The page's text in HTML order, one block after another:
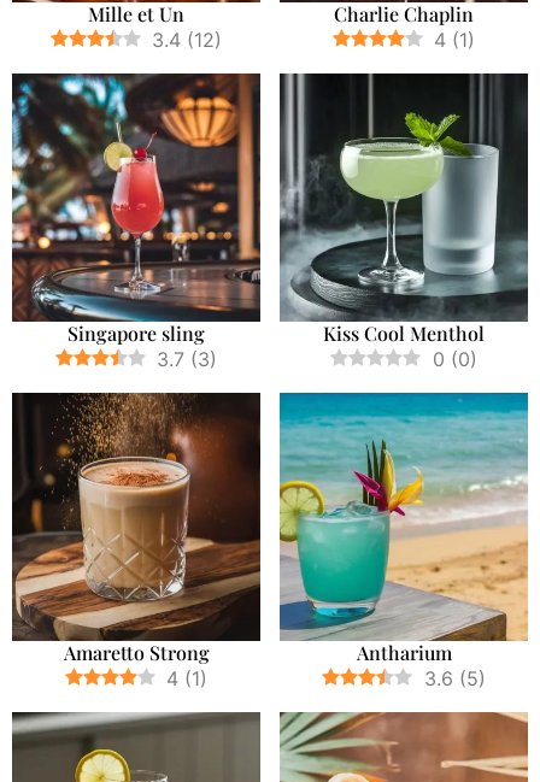
Mille et Un
3.4 (12)
Charlie Chaplin
4 (1)
Singapore sling
3.7 (3)
Kiss Cool Menthol
0 (0)
Amaretto Strong
4 (1)
Antharium
3.6 (5)